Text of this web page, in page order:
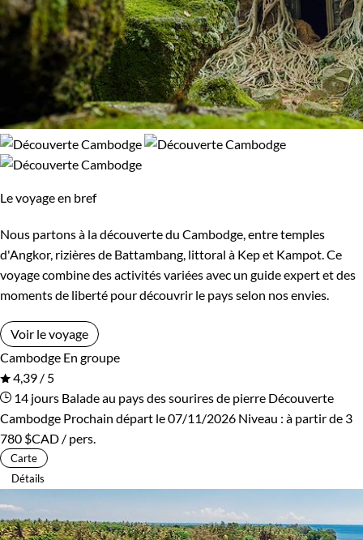
Le voyage en bref
Nous partons à la découverte du Cambodge, entre temples
d'Angkor, rizières de Battambang, littoral à Kep et Kampot. Ce
voyage combine des activités variées avec un guide expert et des
moments de liberté pour découvrir le pays selon nos envies.
Voir le voyage
Cambodge En groupe
4,39 / 5
14 jours Balade au pays des sourires de pierre Découverte
Cambodge Prochain départ le 07/11/2026 Niveau : à partir de 3
780 $CAD / pers.
Carte
Détails